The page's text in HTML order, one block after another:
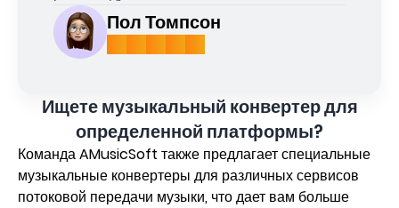
Пол Томпсон
Ищете музыкальный конвертер для
определенной платформы?
Команда AMusicSoft также предлагает специальные
музыкальные конвертеры для различных сервисов
потоковой передачи музыки, что дает вам больше